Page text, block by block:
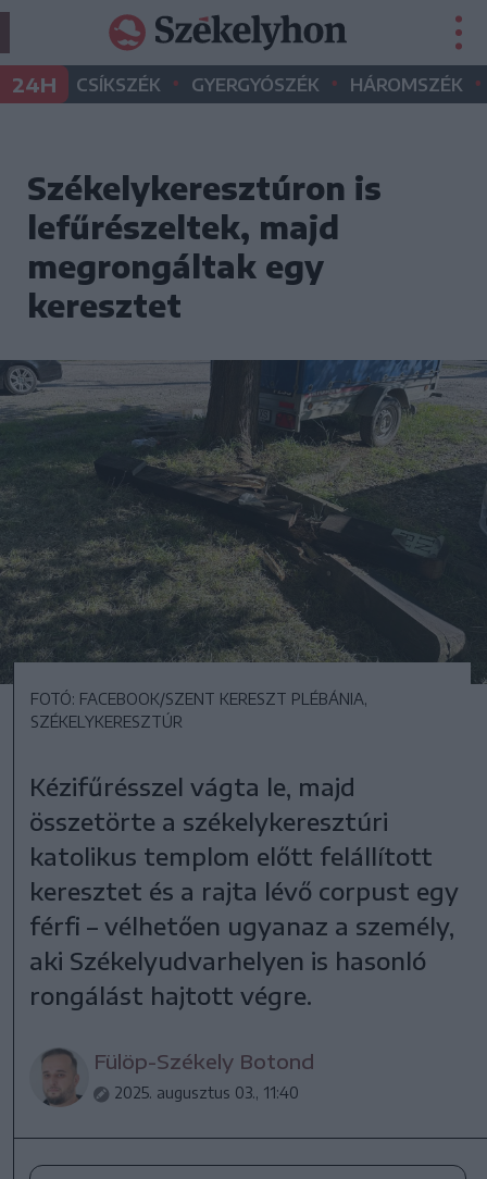
24H CSÍKSZÉK • GYERGYÓSZÉK • HÁROMSZÉK •
Székelykeresztúron is
lefűrészeltek, majd
megrongáltak egy
keresztet
FOTÓ: FACEBOOK/SZENT KERESZT PLÉBÁNIA,
SZÉKELYKERESZTÚR
Kézifűrésszel vágta le, majd
összetörte a székelykeresztúri
katolikus templom előtt felállított
keresztet és a rajta lévő corpust egy
férfi – vélhetően ugyanaz a személy,
aki Székelyudvarhelyen is hasonló
rongálást hajtott végre.
Fülöp-Székely Botond
2025. augusztus 03., 11:40